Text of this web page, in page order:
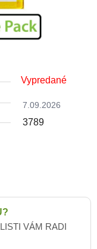
Vypredané
7.09.2026
3789
VÁM RADI